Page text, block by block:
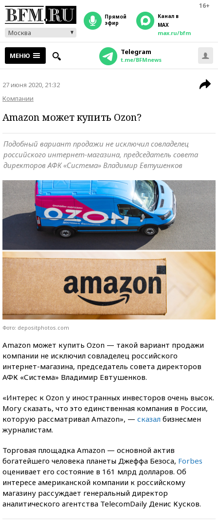
16+
Москва
прямой
эфир
Канал в
MAX
max.ru/bfm
МЕНЮ Telegram
t.me/BFMnews
27 июня 2020, 21:32
Компании
Amazon может купить Ozon?
Подобный вариант продажи не исключил совладелец
российского интернет-магазина, председатель совета
директоров АФК «Система» Владимир Евтушенков
Фото: depositphotos.com
Amazon может купить Ozon — такой вариант продажи
компании не исключил совладелец российского
интернет-магазина, председатель совета директоров
АФК «Система» Владимир Евтушенков.
«Интерес к Ozon у иностранных инвесторов очень высок.
Могу сказать, что это единственная компания в России,
которую рассматривал Amazon», — сказал бизнесмен
журналистам.
Торговая площадка Amazon — основной актив
богатейшего человека планеты Джеффа Безоса, Forbes
оценивает его состояние в 161 млрд долларов. Об
интересе американской компании к российскому
магазину рассуждает генеральный директор
аналитического агентства TelecomDaily Денис Кусков.